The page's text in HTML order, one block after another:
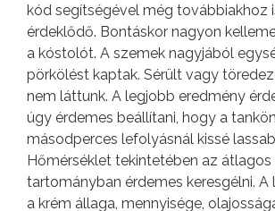
kód segítségével még továbbiakhoz
érdeklődő. Bontáskor nagyon
a kóstolót. A szemek nagyjából
pörkölést kaptak. Sérült vagy
nem láttunk. A legjobb eredmény
úgy érdemes beállítani, hogy a
másodperces lefolyásnál kissé
Hőmérséklet tekintetében az átlagos
tartományban érdemes keresgélni. A
a krém állaga, mennyisége,